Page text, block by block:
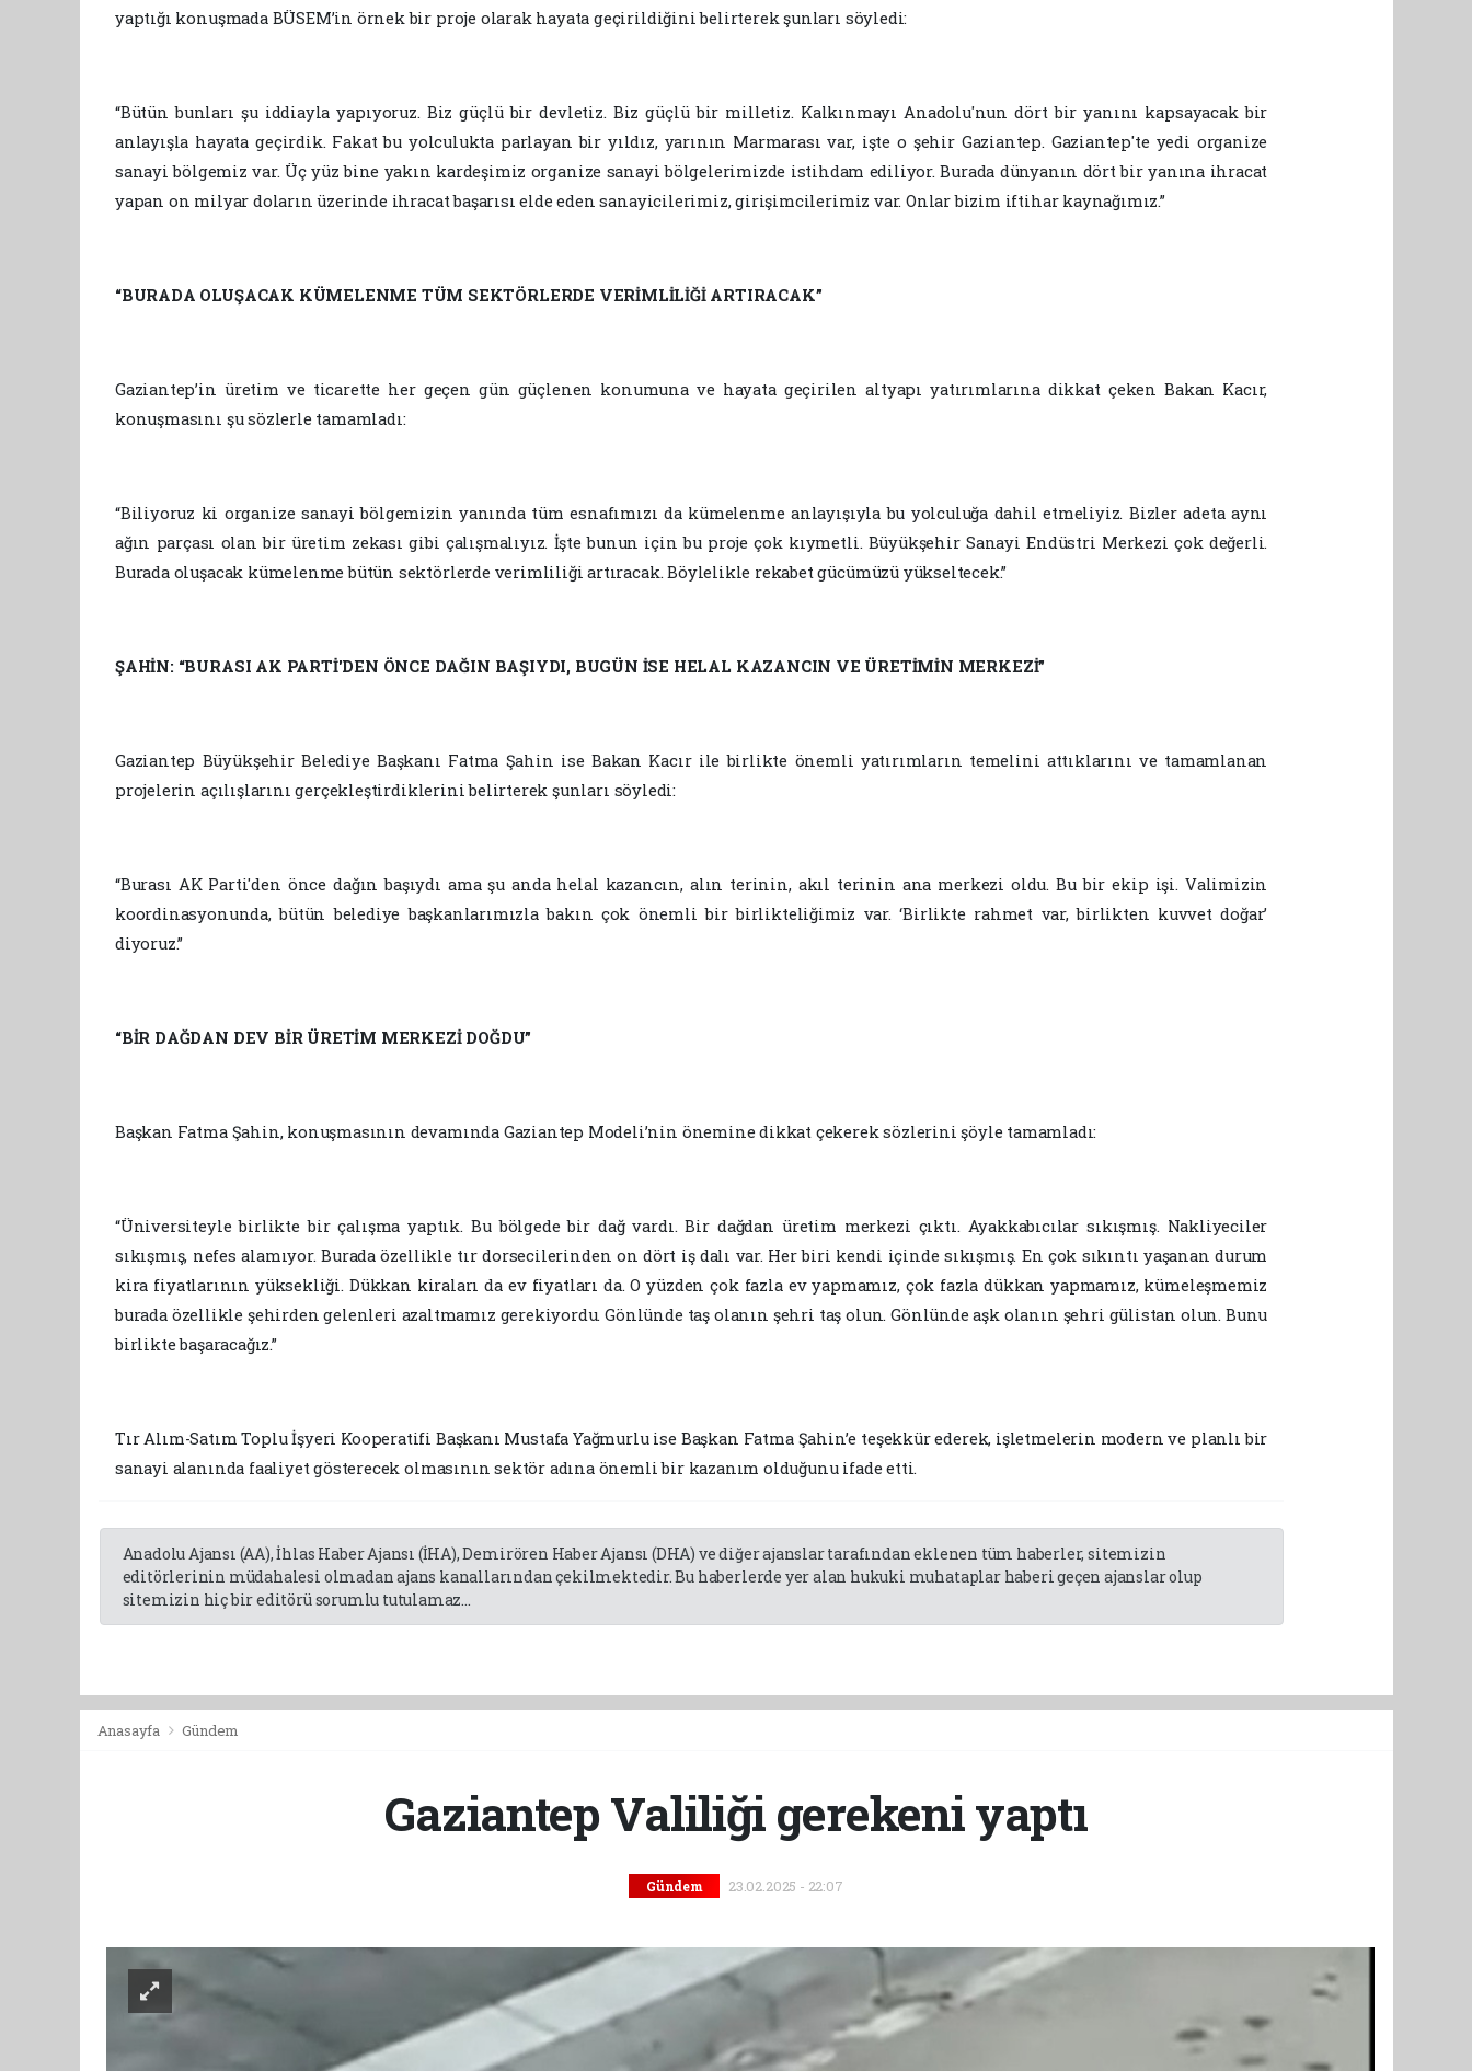
yaptığı konuşmada BÜSEM’in örnek bir proje olarak hayata geçirildiğini belirterek şunları söyledi:
“Bütün bunları şu iddiayla yapıyoruz. Biz güçlü bir devletiz. Biz güçlü bir milletiz. Kalkınmayı Anadolu'nun dört bir yanını kapsayacak bir
anlayışla hayata geçirdik. Fakat bu yolculukta parlayan bir yıldız, yarının Marmarası var, işte o şehir Gaziantep. Gaziantep'te yedi organize
sanayi bölgemiz var. Üç yüz bine yakın kardeşimiz organize sanayi bölgelerimizde istihdam ediliyor. Burada dünyanın dört bir yanına ihracat
yapan on milyar doların üzerinde ihracat başarısı elde eden sanayicilerimiz, girişimcilerimiz var. Onlar bizim iftihar kaynağımız.”
“BURADA OLUŞACAK KÜMELENME TÜM SEKTÖRLERDE VERİMLİLİĞİ ARTIRACAK”
Gaziantep’in üretim ve ticarette her geçen gün güçlenen konumuna ve hayata geçirilen altyapı yatırımlarına dikkat çeken Bakan Kacır,
konuşmasını şu sözlerle tamamladı:
“Biliyoruz ki organize sanayi bölgemizin yanında tüm esnafımızı da kümelenme anlayışıyla bu yolculuğa dahil etmeliyiz. Bizler adeta aynı
ağın parçası olan bir üretim zekası gibi çalışmalıyız. İşte bunun için bu proje çok kıymetli. Büyükşehir Sanayi Endüstri Merkezi çok değerli.
Burada oluşacak kümelenme bütün sektörlerde verimliliği artıracak. Böylelikle rekabet gücümüzü yükseltecek.”
ŞAHİN: “BURASI AK PARTİ'DEN ÖNCE DAĞIN BAŞIYDI, BUGÜN İSE HELAL KAZANCIN VE ÜRETİMİN MERKEZİ”
Gaziantep Büyükşehir Belediye Başkanı Fatma Şahin ise Bakan Kacır ile birlikte önemli yatırımların temelini attıklarını ve tamamlanan
projelerin açılışlarını gerçekleştirdiklerini belirterek şunları söyledi:
“Burası AK Parti'den önce dağın başıydı ama şu anda helal kazancın, alın terinin, akıl terinin ana merkezi oldu. Bu bir ekip işi. Valimizin
koordinasyonunda, bütün belediye başkanlarımızla bakın çok önemli bir birlikteliğimiz var. ‘Birlikte rahmet var, birlikten kuvvet doğar’
diyoruz.”
“BİR DAĞDAN DEV BİR ÜRETİM MERKEZİ DOĞDU”
Başkan Fatma Şahin, konuşmasının devamında Gaziantep Modeli’nin önemine dikkat çekerek sözlerini şöyle tamamladı:
“Üniversiteyle birlikte bir çalışma yaptık. Bu bölgede bir dağ vardı. Bir dağdan üretim merkezi çıktı. Ayakkabıcılar sıkışmış. Nakliyeciler
sıkışmış, nefes alamıyor. Burada özellikle tır dorsecilerinden on dört iş dalı var. Her biri kendi içinde sıkışmış. En çok sıkıntı yaşanan durum
kira fiyatlarının yüksekliği. Dükkan kiraları da ev fiyatları da. O yüzden çok fazla ev yapmamız, çok fazla dükkan yapmamız, kümeleşmemiz
burada özellikle şehirden gelenleri azaltmamız gerekiyordu. Gönlünde taş olanın şehri taş olun. Gönlünde aşk olanın şehri gülistan olun. Bunu
birlikte başaracağız.”
Tır Alım-Satım Toplu İşyeri Kooperatifi Başkanı Mustafa Yağmurlu ise Başkan Fatma Şahin’e teşekkür ederek, işletmelerin modern ve planlı bir
sanayi alanında faaliyet gösterecek olmasının sektör adına önemli bir kazanım olduğunu ifade etti.
Anadolu Ajansı (AA), İhlas Haber Ajansı (İHA), Demirören Haber Ajansı (DHA) ve diğer ajanslar tarafından eklenen tüm haberler, sitemizin
editörlerinin müdahalesi olmadan ajans kanallarından çekilmektedir. Bu haberlerde yer alan hukuki muhataplar haberi geçen ajanslar olup
sitemizin hiç bir editörü sorumlu tutulamaz...
Anasayfa Gündem
Gaziantep Valiliği gerekeni yaptı
Gündem 23.02.2025 - 22:07